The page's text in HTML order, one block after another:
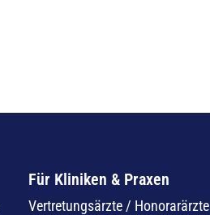
Für Kliniken & Praxen
Vertretungsärzte / Honorarärzte